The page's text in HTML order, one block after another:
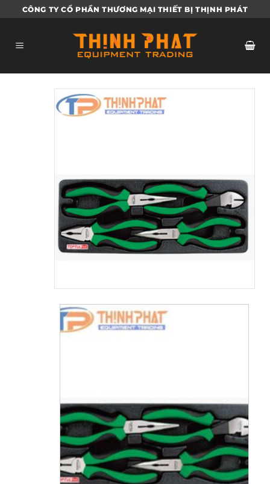
qua
dung
CÔNG TY CỔ PHẦN THƯƠNG MẠI THIẾT BỊ THỊNH PHÁT